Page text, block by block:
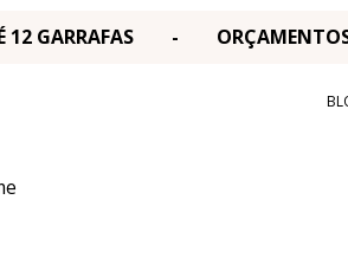
12 GARRAFAS -